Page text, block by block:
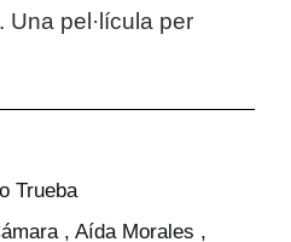
Una pel·lícula per
Trueba
, Aída Morales ,